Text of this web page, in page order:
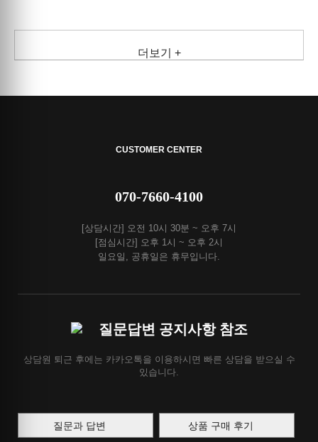
더보기 +
CUSTOMER CENTER
070-7660-4100
[상담시간] 오전 10시 30분 ~ 오후 7시
[점심시간] 오후 1시 ~ 오후 2시
일요일, 공휴일은 휴무입니다.
질문답변 공지사항 참조
상담원 퇴근 후에는 카카오톡을 이용하시면 빠른 상담을 받으실 수
있습니다.
질문과 답변 상품 구매 후기